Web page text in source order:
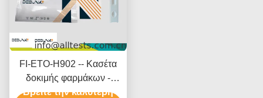
FI-ETO-H902 -- Κασέτα
δοκιμής φαρμάκων -
Etomidate (ETO) ((Hair)
Βρείτε την καλύτερη